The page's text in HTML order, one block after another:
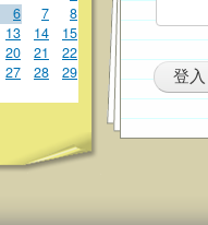
6 7
8
13 14
15
20 21
22
27 28
29